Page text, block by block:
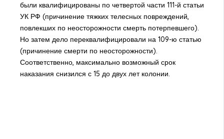
были квалифицированы по четвертой части 111-й статьи
УК РФ (причинение тяжких телесных повреждений,
повлекших по неосторожности смерть потерпевшего).
Но затем дело переквалифицировали на 109-ю статью
(причинение смерти по неосторожности).
Соответственно, максимально возможный срок
наказания снизился с 15 до двух лет колонии.